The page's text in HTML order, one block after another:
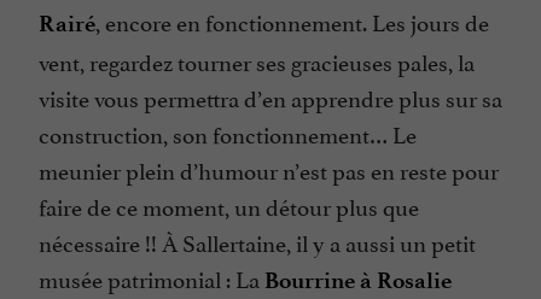
Rairé, encore en fonctionnement. Les jours de
vent, regardez tourner ses gracieuses pales, la
visite vous permettra d’en apprendre plus sur sa
construction, son fonctionnement… Le
meunier plein d’humour n’est pas en reste pour
faire de ce moment, un détour plus que
nécessaire !! À Sallertaine, il y a aussi un petit
musée patrimonial : La Bourrine à Rosalie